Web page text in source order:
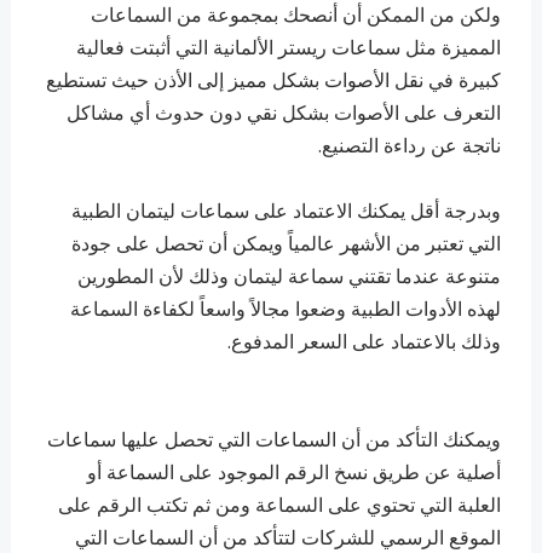
ولكن من الممكن أن أنصحك بمجموعة من السماعات
المميزة مثل سماعات ريستر الألمانية التي أثبتت فعالية
كبيرة في نقل الأصوات بشكل مميز إلى الأذن حيث تستطيع
التعرف على الأصوات بشكل نقي دون حدوث أي مشاكل
ناتجة عن رداءة التصنيع.
وبدرجة أقل يمكنك الاعتماد على سماعات ليتمان الطبية
التي تعتبر من الأشهر عالمياً ويمكن أن تحصل على جودة
متنوعة عندما تقتني سماعة ليتمان وذلك لأن المطورين
لهذه الأدوات الطبية وضعوا مجالاً واسعاً لكفاءة السماعة
وذلك بالاعتماد على السعر المدفوع.
ويمكنك التأكد من أن السماعات التي تحصل عليها سماعات
أصلية عن طريق نسخ الرقم الموجود على السماعة أو
العلبة التي تحتوي على السماعة ومن ثم تكتب الرقم على
الموقع الرسمي للشركات لتتأكد من أن السماعات التي